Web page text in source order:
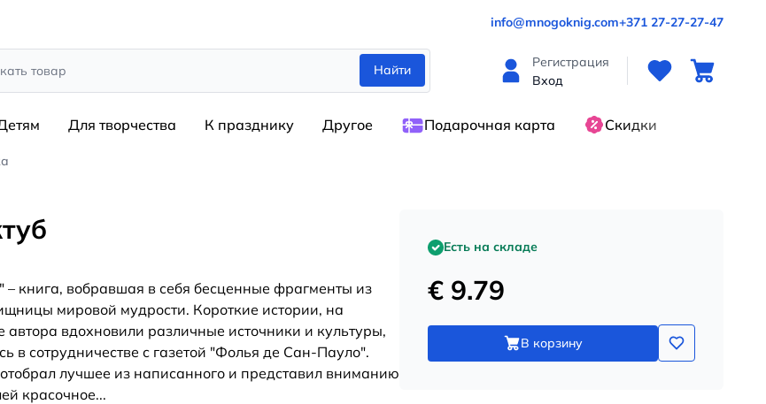
info@mnogoknig.com+371 27-27-27-47
Найти
Регистрация
Вход
Для творчества К празднику Другое Подарочная карта Скидки
– книга, вобравшая в себя бесценные фрагменты из
мировой мудрости. Короткие истории, на
автора вдохновили различные источники и культуры,
в сотрудничестве с газетой "Фолья де Сан-Пауло".
лучшее из написанного и представил вниманию
красочное...
Есть на складе
€ 9.79
В корзину